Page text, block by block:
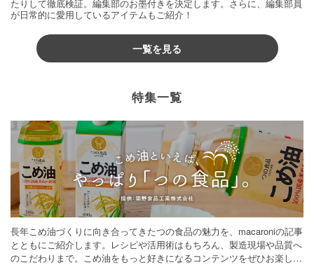
たりして徹底検証。編集部のお墨付きを決定します。さらに、編集部員
が日常的に愛用しているアイテムもご紹介！
一覧を見る
特集一覧
長年こめ油づくりに向き合ってきたつの食品の魅力を、macaroniの記事
とともにご紹介します。レシピや活用術はもちろん、製造現場や品質へ
のこだわりまで。こめ油をもっと好きになるコンテンツをぜひお楽しみ